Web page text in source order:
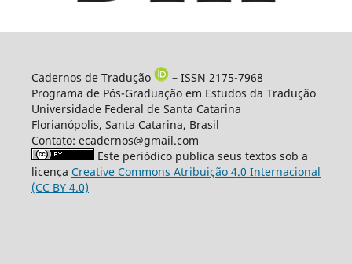
Cadernos de Tradução
– ISSN 2175-7968
Programa de Pós-Graduação em Estudos da Tradução
Universidade Federal de Santa Catarina
Florianópolis, Santa Catarina, Brasil
Contato: ecadernos@gmail.com
Este periódico publica seus textos sob a
licença Creative Commons Atribuição 4.0 Internacional
(CC BY 4.0)